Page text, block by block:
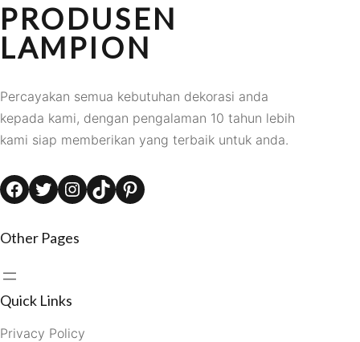
PRODUSEN
LAMPION
Percayakan semua kebutuhan dekorasi anda
kepada kami, dengan pengalaman 10 tahun lebih
kami siap memberikan yang terbaik untuk anda.
Facebook Twitter Instagram TikTok Pinterest
Other Pages
Quick Links
Privacy Policy